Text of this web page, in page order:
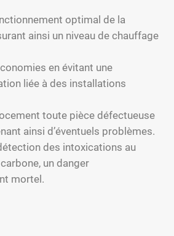
optimal de la
ainsi un niveau de chauffage
en évitant une
liée à des installations
toute pièce défectueuse
ainsi d’éventuels problèmes.
des intoxications au
un danger
mortel.